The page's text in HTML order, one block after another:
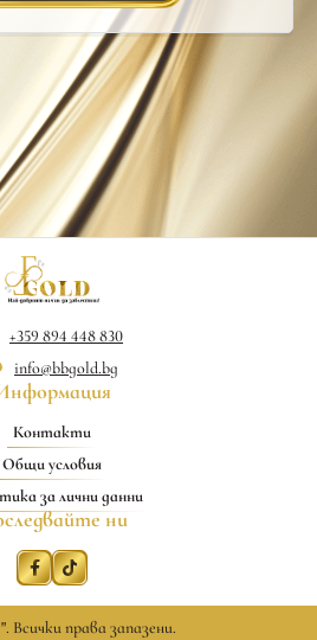
+359 894 448 830
info@bbgold.bg
Контакти
Общи условия
за лични данни
ни
. Всички права запазени.